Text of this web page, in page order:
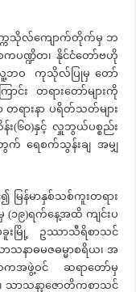
က္ကသိုလ်ကျောက်တိုက်မှ ဘ
ါစကပဏ္ဍိတ၊ နိုင်ငံတော်ဗဟို
လူ့ဘဝ ကုသိုလ်ပြုမှ တော်
ောင်း တရားတော်များကို
တရားနာ ပရိတ်သတ်များ
း(၆၀)နှင့် လှူဘွယ်ပစ္စည်း
က် ရေစက်သွန်းချ အမျှ
ြန်မာနှစ်သစ်ကူးတရား
(၁၉)ရက်နေ့အထိ ကျင်းပ
ခူးမြို့ ဥဿာသီရိစာသင်
သနာဓမဇဓမ္မာစရိယ၊ အ
ကအဖွဲ့ဝင် ဆရာတော်မှ
သာသနာ့ဇောတိကစာသင်